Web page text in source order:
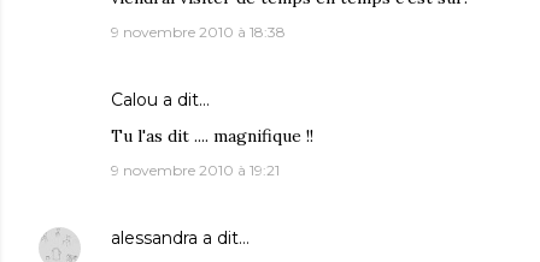
9 novembre 2010 à 18:38
Calou a dit…
Tu l'as dit .... magnifique !!
9 novembre 2010 à 19:21
alessandra a dit…